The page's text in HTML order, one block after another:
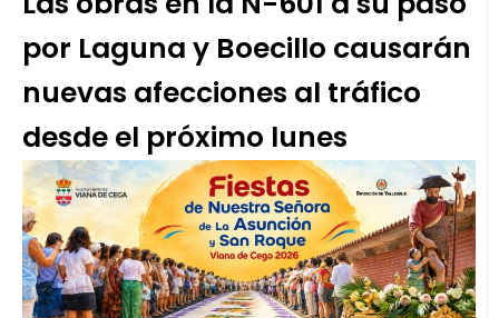
por Laguna y Boecillo causarán
nuevas afecciones al tráfico
desde el próximo lunes